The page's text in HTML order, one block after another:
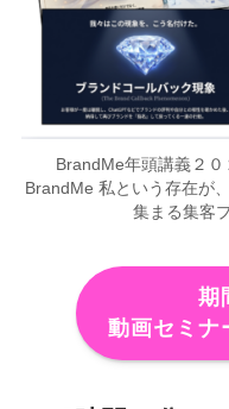
BrandMe年頭講義２
BrandMe 私という存在が
集まる集客
期
動画セミナ